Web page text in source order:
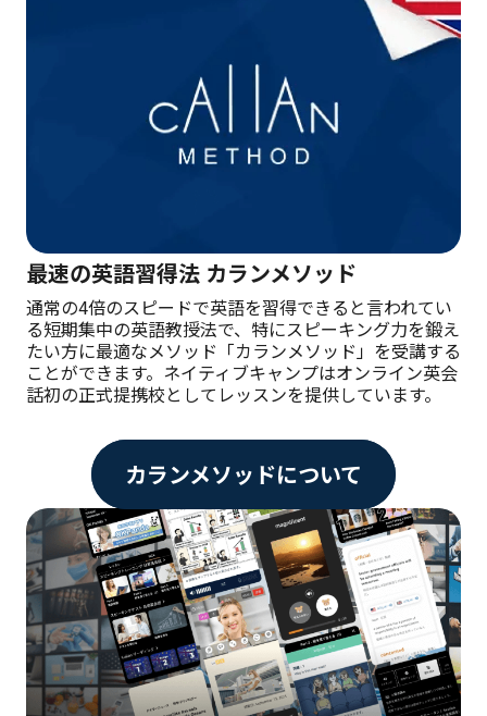
最速の英語習得法 カランメソッド
通常の4倍のスピードで英語を習得できると言われてい
る短期集中の英語教授法で、特にスピーキング力を鍛え
たい方に最適なメソッド「カランメソッド」を受講する
ことができます。ネイティブキャンプはオンライン英会
話初の正式提携校としてレッスンを提供しています。
カランメソッドについて